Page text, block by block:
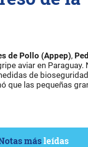
de Pollo (Appep),
aviar en Paraguay.
de
que las pequeñas
másleídas